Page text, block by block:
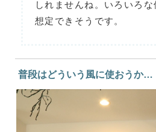
しれませんね。いろいろ
想定できそうです。
普段はどういう風に使おうか…